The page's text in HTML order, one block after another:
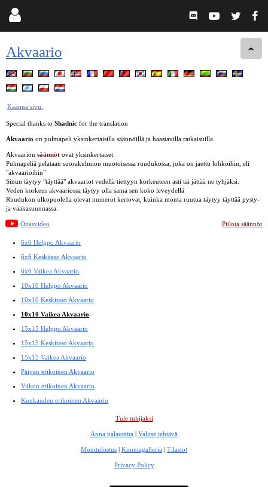
Akvaario
Käännä sivu.
Special thanks to Shadnic for the translation
Akvaario on pulmapeli yksinkertaisilla säännöillä ja haastavilla ratkaisuilla.
Akvaarion säännöt ovat yksinkertaiset:
Pulmapeliä pelataan suorakulmion muotoisessa ruudukossa, joka on jaettu lohkoihin, eli
"akvaarioihin"
Sinun täytyy "täyttää" akvaariot vedellä tiettyyn korkeuteen asti tai jättää ne tyhjäksi.
Veden korkeus akvaariossa täytyy olla sama sen koko leveydellä
Ruudukon ulkopuolella olevat numerot kertovat, kuinka monta ruutua täytyy täyttää pysty-
ja vaakasuunnassa.
Opasvideo Piilota säännöt
6x6 Helppo Akvaario
6x6 Keskitaso Akvaario
6x6 Vaikea Akvaario
10x10 Helppo Akvaario
10x10 Keskitaso Akvaario
10x10 Vaikea Akvaario
15x15 Helppo Akvaario
15x15 Keskitaso Akvaario
15x15 Vaikea Akvaario
Päivän erikoinen Akvaario
Viikon erikoinen Akvaario
Kuukauden erikoinen Akvaario
Tule tukijaksi
Anna palautetta | Valitse tehtävä
Monitulostus | Kunniagalleria | Tilastot
Privacy Policy